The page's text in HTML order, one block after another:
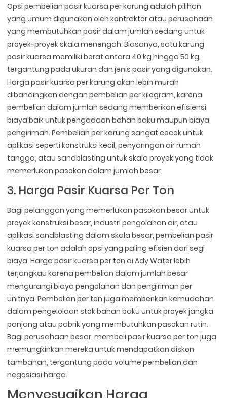
Opsi pembelian pasir kuarsa per karung adalah pilihan
yang umum digunakan oleh kontraktor atau perusahaan
yang membutuhkan pasir dalam jumlah sedang untuk
proyek-proyek skala menengah. Biasanya, satu karung
pasir kuarsa memiliki berat antara 40 kg hingga 50 kg,
tergantung pada ukuran dan jenis pasir yang digunakan.
Harga pasir kuarsa per karung akan lebih murah
dibandingkan dengan pembelian per kilogram, karena
pembelian dalam jumlah sedang memberikan efisiensi
biaya baik untuk pengadaan bahan baku maupun biaya
pengiriman. Pembelian per karung sangat cocok untuk
aplikasi seperti konstruksi kecil, penyaringan air rumah
tangga, atau sandblasting untuk skala proyek yang tidak
memerlukan pasokan dalam jumlah besar.
3. Harga Pasir Kuarsa Per Ton
Bagi pelanggan yang memerlukan pasokan besar untuk
proyek konstruksi besar, industri pengolahan air, atau
aplikasi sandblasting dalam skala besar, pembelian pasir
kuarsa per ton adalah opsi yang paling efisien dari segi
biaya. Harga pasir kuarsa per ton di Ady Water lebih
terjangkau karena pembelian dalam jumlah besar
mengurangi biaya pengolahan dan pengiriman per
unitnya. Pembelian per ton juga memberikan kemudahan
dalam pengelolaan stok bahan baku untuk proyek jangka
panjang atau pabrik yang membutuhkan pasokan rutin.
Bagi perusahaan besar, membeli pasir kuarsa per ton juga
memungkinkan mereka untuk mendapatkan diskon
tambahan, tergantung pada volume pembelian dan
negosiasi harga.